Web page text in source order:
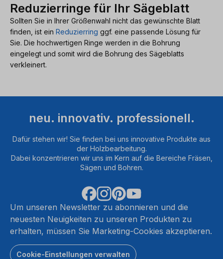
Reduzierringe für Ihr Sägeblatt
Sollten Sie in Ihrer Größenwahl nicht das gewünschte Blatt
finden, ist ein Reduzierring ggf. eine passende Lösung für
Sie. Die hochwertigen Ringe werden in die Bohrung
eingelegt und somit wird die Bohrung des Sägeblatts
verkleinert.
neu. innovativ. professionell.
Dafür stehen wir! Sie finden bei uns innovative Produkte aus
der Holzbearbeitung.
Dabei konzentrieren wir uns im Kern auf die Bereiche Fräsen,
Sägen und Bohren.
Um unseren Newsletter zu abonnieren und die
neuesten Neuigkeiten zu unseren Produkten zu
erhalten, müssen Sie Marketing-Cookies akzeptieren.
Cookie-Einstellungen verwalten